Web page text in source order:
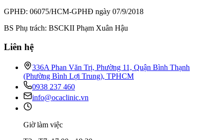
GPHĐ: 06075/HCM-GPHĐ ngày 07/9/2018
BS Phụ trách: BSCKII Phạm Xuân Hậu
Liên hệ
336A Phan Văn Trị, Phường 11, Quận Bình Thạnh
(Phường Bình Lợi Trung), TPHCM
0938 237 460
info@ocaclinic.vn
Giờ làm việc